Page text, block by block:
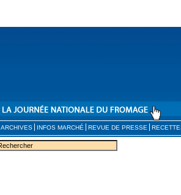
ARCHIVES INFOS MARCHÉ REVUE DE PRESSE